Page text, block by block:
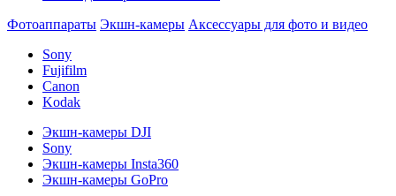
Фотоаппараты Экшн-камеры Аксессуары для фото и видео
Sony
Fujifilm
Canon
Kodak
Экшн-камеры DJI
Sony
Экшн-камеры Insta360
Экшн-камеры GoPro